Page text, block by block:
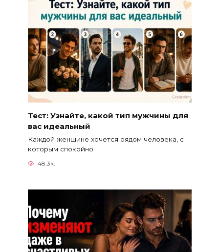
Тест: Узнайте, какой тип мужчины для
вас идеальный
Каждой женщине хочется рядом человека, с
которым спокойно
48.3к.